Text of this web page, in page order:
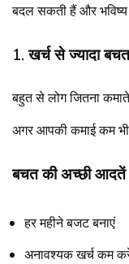
बदल सकती हैं और
1. खर्च से ज्यादा
बहुत से लोग जितना
अगर आपकी कमाई कम भी
बचत की अच्छी आदतें
हर महीने बजट बनाएं
अनावश्यक खर्च कम